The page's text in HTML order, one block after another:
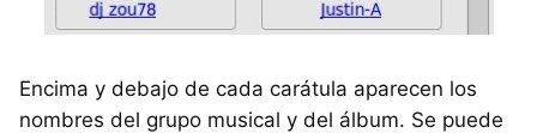
Encima y debajo de cada carátula aparecen los
nombres del grupo musical y del álbum. Se puede